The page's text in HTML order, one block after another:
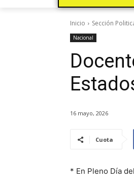
Inicio Sección
Nacional
16 mayo, 2026
Cuota
* En Pleno Día